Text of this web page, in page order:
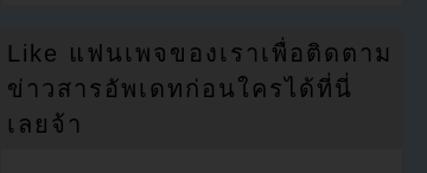
Like แฟนเพจของเราเพื่อติดตาม
ข่าวสารอัพเดทก่อนใครได้ที่นี่
เลยจ้า